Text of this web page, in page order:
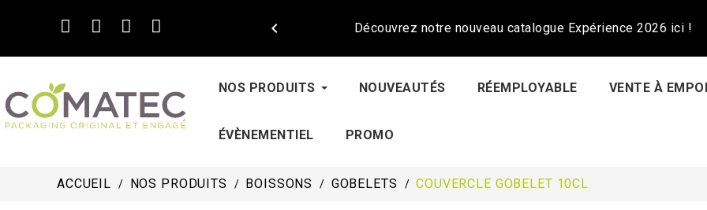
Découvrez notre nouveau catalogue Expérience 2026 ici !

NOS PRODUITS NOUVEAUTÉS RÉEMPLOYABLE VENTE À
ÉVÈNEMENTIEL PROMO
ACCUEIL NOS PRODUITS BOISSONS GOBELETS COUVERCLE GOBELET 10CL